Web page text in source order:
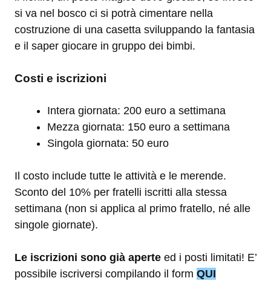
si va nel bosco ci si potrà cimentare nella
costruzione di una casetta sviluppando la fantasia
e il saper giocare in gruppo dei bimbi.
Costi e iscrizioni
Intera giornata: 200 euro a settimana
Mezza giornata: 150 euro a settimana
Singola giornata: 50 euro
Il costo include tutte le attività e le merende.
Sconto del 10% per fratelli iscritti alla stessa
settimana (non si applica al primo fratello, né alle
singole giornate).
Le iscrizioni sono già aperte ed i posti limitati! E’
possibile iscriversi compilando il form QUI